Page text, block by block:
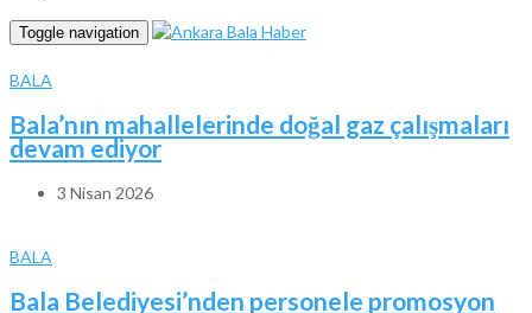
Toggle navigation
BALA
Bala’nın mahallelerinde doğal gaz çalışmaları
devam ediyor
3 Nisan 2026
BALA
Bala Belediyesi’nden personele promosyon